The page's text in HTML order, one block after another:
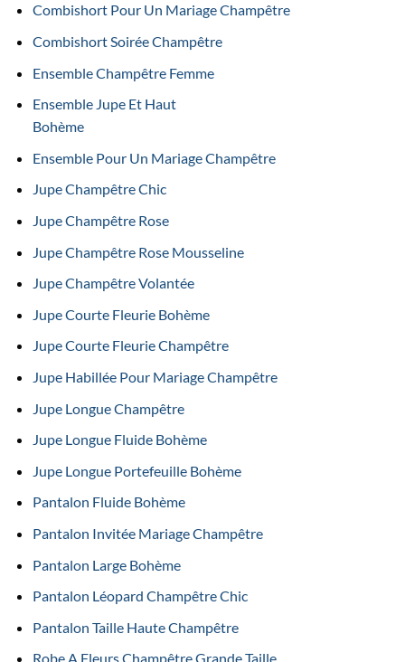
Combishort Pour Un Mariage Champêtre
Combishort Soirée Champêtre
Ensemble Champêtre Femme
Ensemble Jupe Et Haut
Bohème
Ensemble Pour Un Mariage Champêtre
Jupe Champêtre Chic
Jupe Champêtre Rose
Jupe Champêtre Rose Mousseline
Jupe Champêtre Volantée
Jupe Courte Fleurie Bohème
Jupe Courte Fleurie Champêtre
Jupe Habillée Pour Mariage Champêtre
Jupe Longue Champêtre
Jupe Longue Fluide Bohème
Jupe Longue Portefeuille Bohème
Pantalon Fluide Bohème
Pantalon Invitée Mariage Champêtre
Pantalon Large Bohème
Pantalon Léopard Champêtre Chic
Pantalon Taille Haute Champêtre
Robe A Fleurs Champêtre Grande Taille